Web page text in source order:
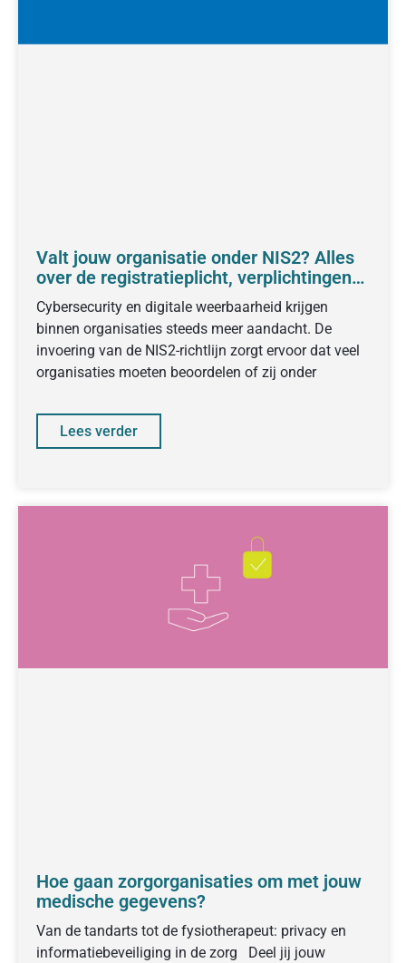
Valt jouw organisatie onder NIS2? Alles
over de registratieplicht, verplichtingen
en voorbereiding
Cybersecurity en digitale weerbaarheid krijgen
binnen organisaties steeds meer aandacht. De
invoering van de NIS2-richtlijn zorgt ervoor dat veel
organisaties moeten beoordelen of zij onder
Lees verder
Hoe gaan zorgorganisaties om met jouw
medische gegevens?
Van de tandarts tot de fysiotherapeut: privacy en
informatiebeveiliging in de zorg Deel jij jouw